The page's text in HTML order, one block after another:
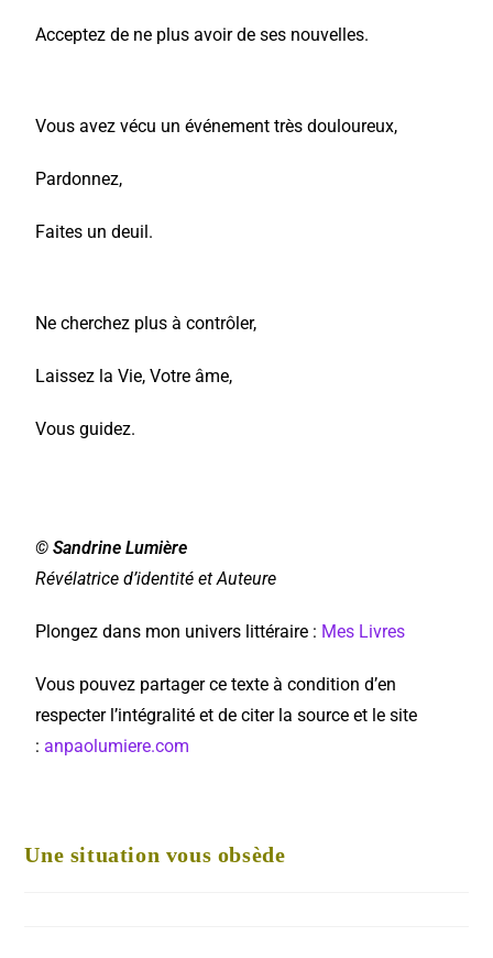
Acceptez de ne plus avoir de ses nouvelles.
Vous avez vécu un événement très douloureux,
Pardonnez,
Faites un deuil.
Ne cherchez plus à contrôler,
Laissez la Vie, Votre âme,
Vous guidez.
© Sandrine Lumière
Révélatrice d’identité et Auteure
Plongez dans mon univers littéraire : Mes Livres
Vous pouvez partager ce texte à condition d’en
respecter l’intégralité et de citer la source et le site
:anpaolumiere.com
Une situation vous obsède